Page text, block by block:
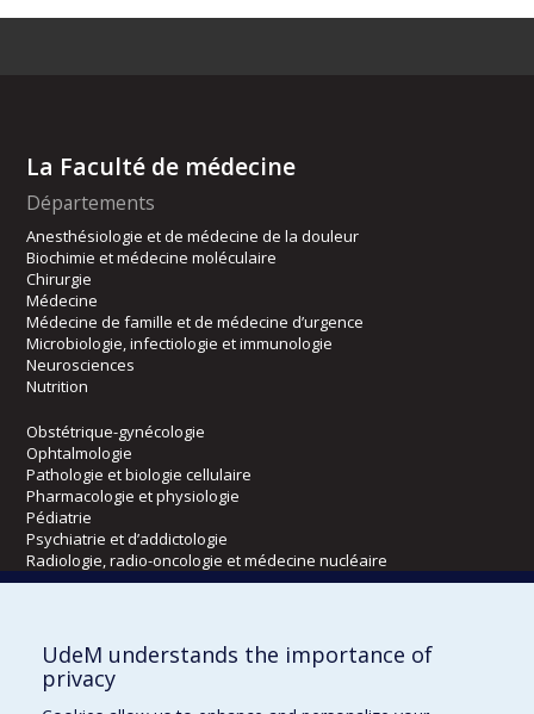
La Faculté de médecine
Départements
Anesthésiologie et de médecine de la douleur
Biochimie et médecine moléculaire
Chirurgie
Médecine
Médecine de famille et de médecine d’urgence
Microbiologie, infectiologie et immunologie
Neurosciences
Nutrition
Obstétrique-gynécologie
Ophtalmologie
Pathologie et biologie cellulaire
Pharmacologie et physiologie
Pédiatrie
Psychiatrie et d’addictologie
Radiologie, radio-oncologie et médecine nucléaire
Écoles
Kinésiologie et des sciences de l’activité physique
Orthophonie et audiologie
UdeM understands the importance of
privacy